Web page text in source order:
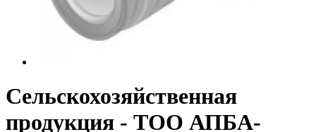
Сельскохозяйственная
продукция - ТОО АПБА-